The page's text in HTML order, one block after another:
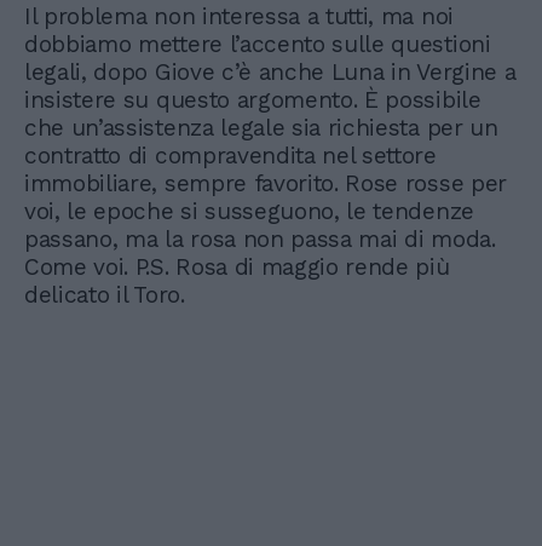
Il problema non interessa a tutti, ma noi
dobbiamo mettere l’accento sulle questioni
legali, dopo Giove c’è anche Luna in Vergine a
insistere su questo argomento. È possibile
che un’assistenza legale sia richiesta per un
contratto di compravendita nel settore
immobiliare, sempre favorito. Rose rosse per
voi, le epoche si susseguono, le tendenze
passano, ma la rosa non passa mai di moda.
Come voi. P.S. Rosa di maggio rende più
delicato il Toro.